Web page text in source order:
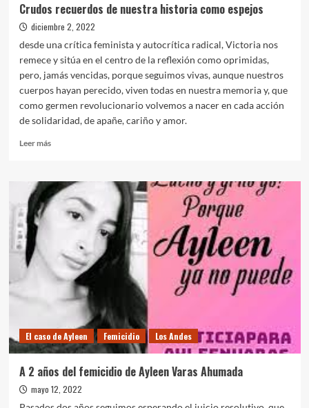
Crudos recuerdos de nuestra historia como espejos
diciembre 2, 2022
desde una crítica feminista y autocrítica radical, Victoria nos
remece y sitúa en el centro de la reflexión como oprimidas,
pero, jamás vencidas, porque seguimos vivas, aunque nuestros
cuerpos hayan perecido, viven todas en nuestra memoria y, que
como germen revolucionario volvemos a nacer en cada acción
de solidaridad, de apañe, cariño y amor.
Leer másLeer
Crudos
recuerdos
de
nuestra
espejos
El caso de Ayleen Femicidio Los Andes
A 2 años del femicidio de Ayleen Varas Ahumada
mayo 12, 2022